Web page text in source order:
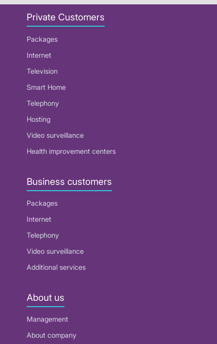
Private Customers
Packages
Internet
Television
Smart Home
Telephony
Hosting
Video surveillance
Health improvement centers
Business customers
Packages
Internet
Telephony
Video surveillance
Additional services
About us
Management
About company